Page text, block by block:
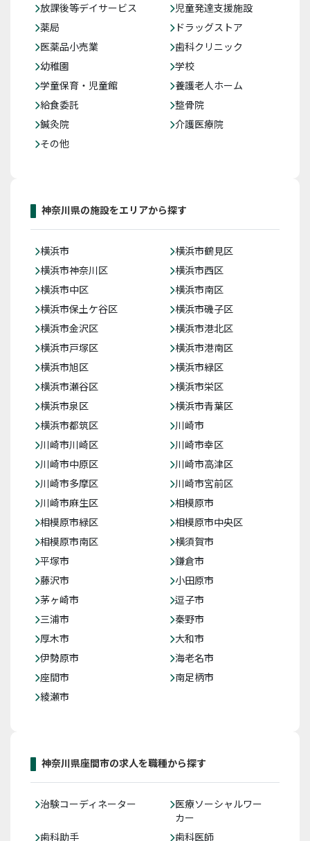
放課後等デイサービス
児童発達支援施設
薬局
ドラッグストア
医薬品小売業
歯科クリニック
幼稚園
学校
学童保育・児童館
養護老人ホーム
給食委託
整骨院
鍼灸院
介護医療院
その他
神奈川県の施設をエリアから探す
横浜市
横浜市鶴見区
横浜市神奈川区
横浜市西区
横浜市中区
横浜市南区
横浜市保土ケ谷区
横浜市磯子区
横浜市金沢区
横浜市港北区
横浜市戸塚区
横浜市港南区
横浜市旭区
横浜市緑区
横浜市瀬谷区
横浜市栄区
横浜市泉区
横浜市青葉区
横浜市都筑区
川崎市
川崎市川崎区
川崎市幸区
川崎市中原区
川崎市高津区
川崎市多摩区
川崎市宮前区
川崎市麻生区
相模原市
相模原市緑区
相模原市中央区
相模原市南区
横須賀市
平塚市
鎌倉市
藤沢市
小田原市
茅ヶ崎市
逗子市
三浦市
秦野市
厚木市
大和市
伊勢原市
海老名市
座間市
南足柄市
綾瀬市
神奈川県座間市の求人を職種から探す
治験コーディネーター
医療ソーシャルワー
カー
歯科助手
歯科医師